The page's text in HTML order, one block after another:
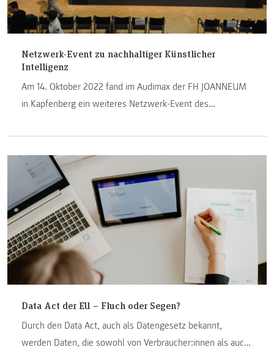
Netzwerk-Event zu nachhaltiger Künstlicher
Intelligenz
Am 14. Oktober 2022 fand im Audimax der FH JOANNEUM
in Kapfenberg ein weiteres Netzwerk-Event des
Studienangebots sowie dem Fokus auf Entrepreneurial
Thinking, die den Zugang in eine zunehmend komplexe und
vernetzte digitale Welt ermöglichen sollen, war das Thema
des Events Einsatz einer nachhaltigen Künstlichen
Intelligenz (KI).
Data Act der EU – Fluch oder Segen?
Durch den Data Act, auch als Datengesetz bekannt,
werden Daten, die sowohl von Verbraucher:innen als auch